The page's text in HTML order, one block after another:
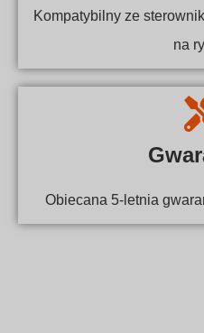
Kompatybilny ze
na
Obiecana 5-letnia